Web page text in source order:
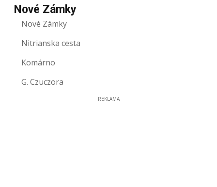
Nové Zámky
Nové Zámky
Nitrianska cesta
Komárno
G. Czuczora
REKLAMA